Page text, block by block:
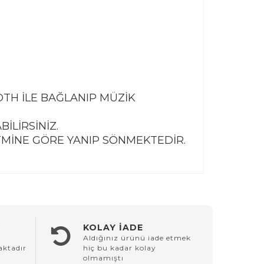
İLE BAĞLANIP MÜZİK
GÖRE YANIP SÖNMEKTEDİR.
KOLAY İADE
Aldığınız ürünü iade etmek
hiç bu kadar kolay
olmamıştı